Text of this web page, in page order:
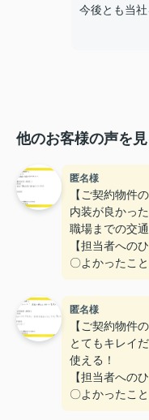
今後とも当
他のお客様の声を
匿名様
【ご契約物件
内装が良かった
職場までの交
【担当者への
〇よかったこと
こまかい所ま
た。
〇悪かったこと
匿名様
【ご契約物件
とてもキレイ
使える！
【担当者への
〇よかったこと
対応がとても